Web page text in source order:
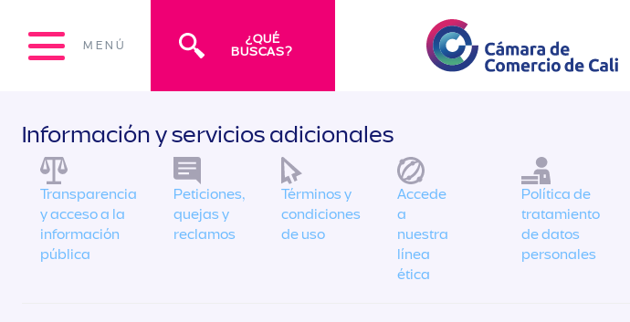
MENÚ
¿QUÉ
BUSCAS?
Información y servicios adicionales
Transparencia
y acceso a la
información
pública
Peticiones,
quejas y
reclamos
Términos y
condiciones
de uso
Accede
a
nuestra
línea
ética
Política de
tratamiento
de datos
personales